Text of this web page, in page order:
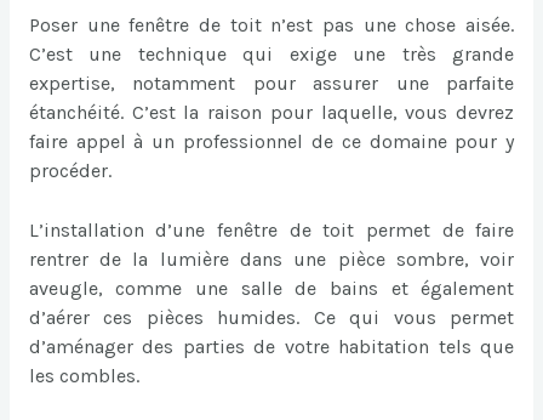
Poser une fenêtre de toit n’est pas une chose aisée.
C’est une technique qui exige une très grande
expertise, notamment pour assurer une parfaite
étanchéité. C’est la raison pour laquelle, vous devrez
faire appel à un professionnel de ce domaine pour y
procéder.
L’installation d’une fenêtre de toit permet de faire
rentrer de la lumière dans une pièce sombre, voir
aveugle, comme une salle de bains et également
d’aérer ces pièces humides. Ce qui vous permet
d’aménager des parties de votre habitation tels que
les combles.